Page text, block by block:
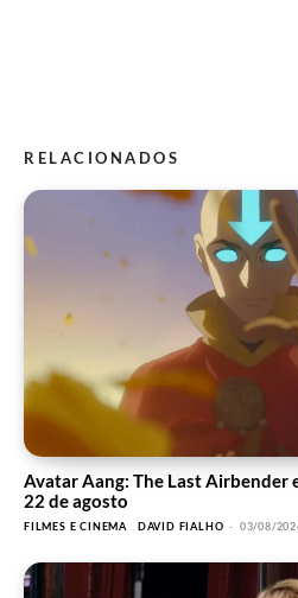
RELACIONADOS
Avatar Aang: The Last Airbender
22 de agosto
FILMES E CINEMA DAVID FIALHO - 03/08/